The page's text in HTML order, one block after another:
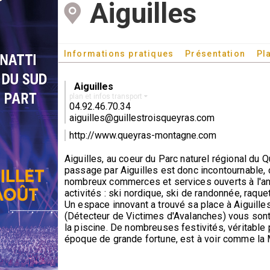
Aiguilles
Informations pratiques Présentation
Aiguilles
plan et infos transport
04.92.46.70.34
aiguilles@guillestroisqueyras.com
http://www.queyras-montagne.com
Aiguilles, au coeur du Parc naturel régional du
passage par Aiguilles est donc
nombreux commerces et services ouverts à
activités : ski nordique, ski de randonnée,
Un espace innovant a trouvé sa place à
(Détecteur de Victimes d'Avalanches) vous
la piscine. De nombreuses festivités,
époque de grande fortune, est à voir comme